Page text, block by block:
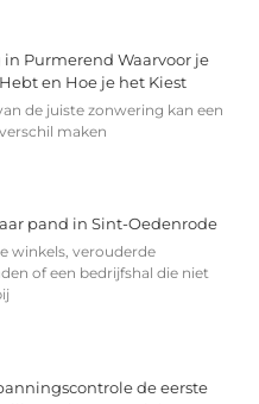
Purmerend Waarvoor je
en Hoe je het Kiest
de juiste zonwering kan een
maken
pand in Sint-Oedenrode
winkels, verouderde
of een bedrijfshal die niet
de eerste